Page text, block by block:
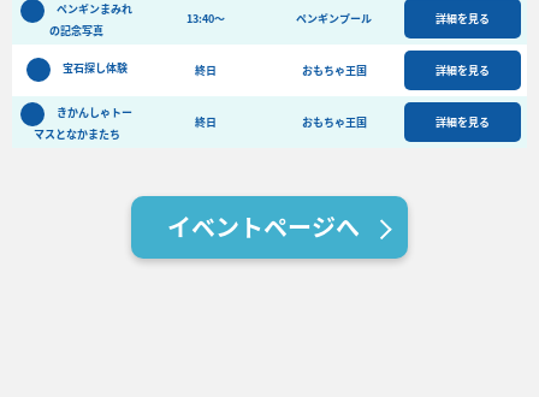
ペンギンまみれ
の記念写真
13:40〜 ペンギンプール 詳細を見る
宝石探し体験 終日 おもちゃ王国 詳細を見る
きかんしゃトー
マスとなかまたち
終日 おもちゃ王国 詳細を見る
イベントページへ